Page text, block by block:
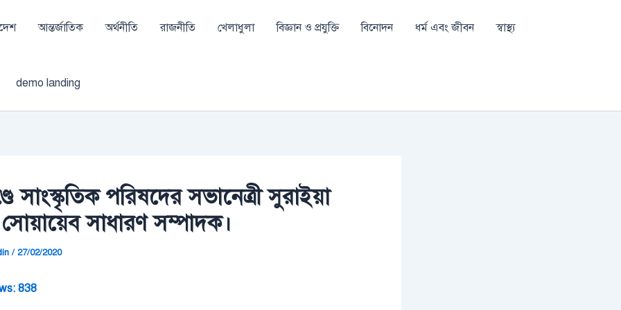
আন্তর্জাতিক অর্থনীতি রাজনীতি খেলাধুলা বিজ্ঞান ও প্রযুক্তি বিনোদন ধর্ম এবং জীবন স্বাস্থ্য
demo landing
সাংস্কৃতিক পরিষদের সভানেত্রী সুরাইয়া
সাধারণ সম্পাদক।
/27/02/2020
838